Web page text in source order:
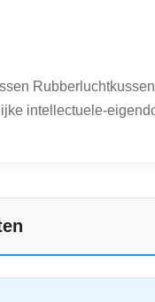
intellectuele-